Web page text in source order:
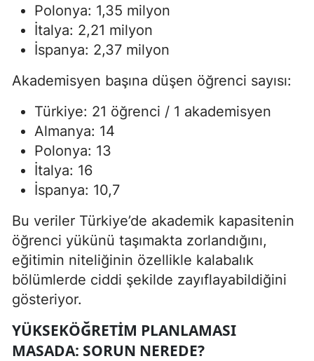
Polonya: 1,35 milyon
İtalya: 2,21 milyon
İspanya: 2,37 milyon
Akademisyen başına düşen öğrenci sayısı:
Türkiye: 21 öğrenci / 1 akademisyen
Almanya: 14
Polonya: 13
İtalya: 16
İspanya: 10,7
Bu veriler Türkiye’de akademik kapasitenin
öğrenci yükünü taşımakta zorlandığını,
eğitimin niteliğinin özellikle kalabalık
bölümlerde ciddi şekilde zayıflayabildiğini
gösteriyor.
YÜKSEKÖĞRETIM PLANLAMASI
MASADA: SORUN NEREDE?